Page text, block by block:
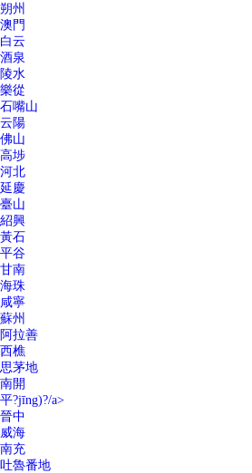
朔州
澳門
白云
酒泉
陵水
樂從
石嘴山
云陽
佛山
高埗
河北
延慶
臺山
紹興
黃石
平谷
甘南
海珠
咸寧
蘇州
阿拉善
西樵
思茅地
南開
平?jīng)?/a>
晉中
威海
南充
吐魯番地